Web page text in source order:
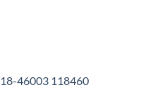
46003 118460